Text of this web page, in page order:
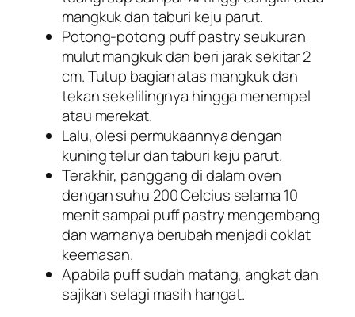
mangkuk dan taburi keju parut.
Potong-potong puff pastry seukuran
mulut mangkuk dan beri jarak sekitar 2
cm. Tutup bagian atas mangkuk dan
tekan sekelilingnya hingga menempel
atau merekat.
Lalu, olesi permukaannya dengan
kuning telur dan taburi keju parut.
Terakhir, panggang di dalam oven
dengan suhu 200 Celcius selama 10
menit sampai puff pastry mengembang
dan warnanya berubah menjadi coklat
keemasan.
Apabila puff sudah matang, angkat dan
sajikan selagi masih hangat.